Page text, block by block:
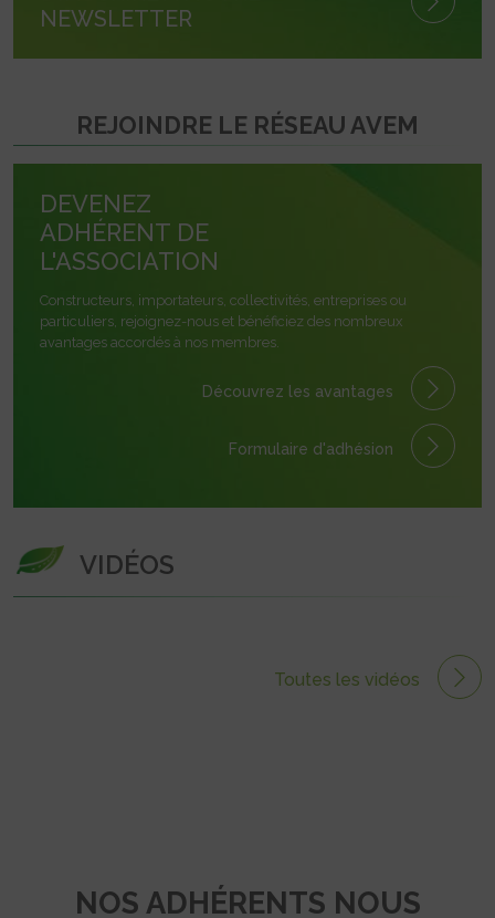
NEWSLETTER
REJOINDRE LE RÉSEAU AVEM
DEVENEZ
ADHÉRENT DE
L'ASSOCIATION
Constructeurs, importateurs, collectivités, entreprises ou
particuliers, rejoignez-nous et bénéficiez des nombreux
avantages accordés à nos membres.
Découvrez les avantages
Formulaire d'adhésion
VIDÉOS
Toutes les vidéos
NOS ADHÉRENTS NOUS